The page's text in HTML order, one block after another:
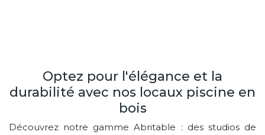
Optez pour l'élégance et la
durabilité avec nos locaux piscine en
bois
Découvrez notre gamme Abritable : des studios de